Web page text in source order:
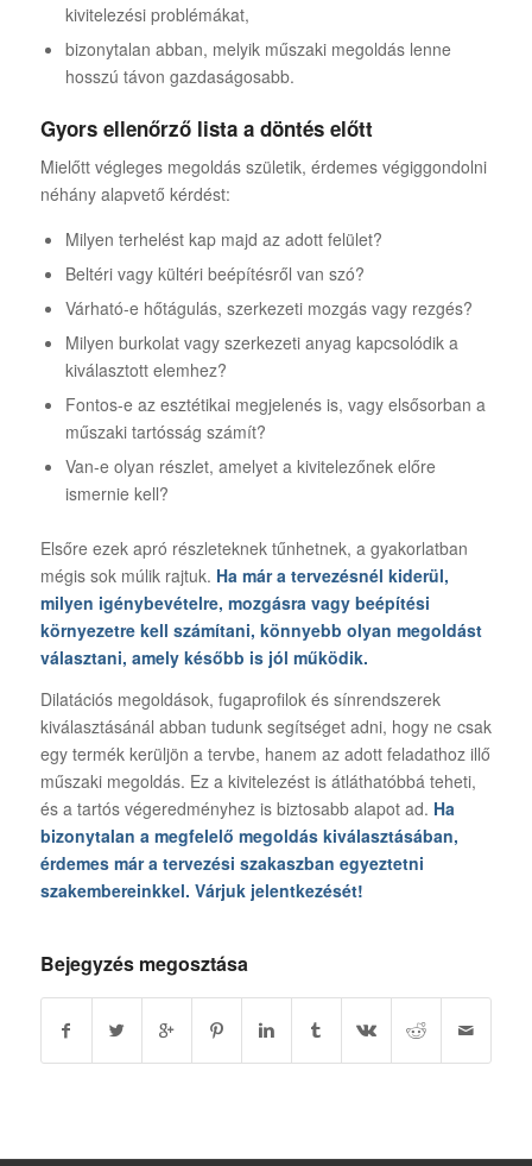
kivitelezési problémákat,
bizonytalan abban, melyik műszaki megoldás lenne
hosszú távon gazdaságosabb.
Gyors ellenőrző lista a döntés előtt
Mielőtt végleges megoldás születik, érdemes végiggondolni
néhány alapvető kérdést:
Milyen terhelést kap majd az adott felület?
Beltéri vagy kültéri beépítésről van szó?
Várható-e hőtágulás, szerkezeti mozgás vagy rezgés?
Milyen burkolat vagy szerkezeti anyag kapcsolódik a
kiválasztott elemhez?
Fontos-e az esztétikai megjelenés is, vagy elsősorban a
műszaki tartósság számít?
Van-e olyan részlet, amelyet a kivitelezőnek előre
ismernie kell?
Elsőre ezek apró részleteknek tűnhetnek, a gyakorlatban
mégis sok múlik rajtuk. Ha már a tervezésnél kiderül,
milyen igénybevételre, mozgásra vagy beépítési
környezetre kell számítani, könnyebb olyan megoldást
választani, amely később is jól működik.
Dilatációs megoldások, fugaprofilok és sínrendszerek
kiválasztásánál abban tudunk segítséget adni, hogy ne csak
egy termék kerüljön a tervbe, hanem az adott feladathoz illő
műszaki megoldás. Ez a kivitelezést is átláthatóbbá teheti,
és a tartós végeredményhez is biztosabb alapot ad. Ha
bizonytalan a megfelelő megoldás kiválasztásában,
érdemes már a tervezési szakaszban egyeztetni
szakembereinkkel. Várjuk jelentkezését!
Bejegyzés megosztása